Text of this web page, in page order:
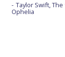
Taylor Swift,
Ophelia